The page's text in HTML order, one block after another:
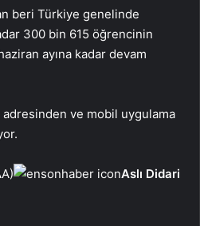
beri Türkiye genelinde
300 bin 615 öğrencinin
ayına kadar devam
adresinden ve mobil uygulama
Aslı Didari